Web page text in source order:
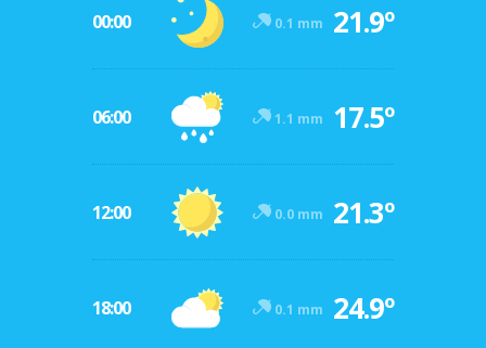
00:00 0.1 mm 21.9º
06:00 1.1 mm 17.5º
12:00 0.0 mm 21.3º
18:00 0.1 mm 24.9º